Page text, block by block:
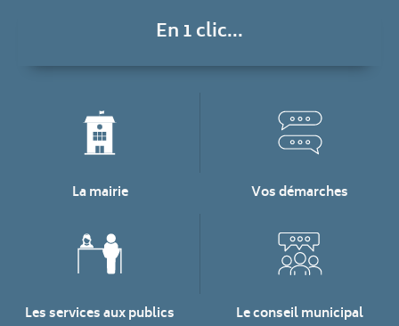
En 1 clic...
La mairie Vos démarches
Les services aux publics Le conseil municipal